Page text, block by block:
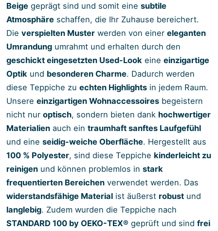
Beigegeprägt sind und somit eine subtile
Atmosphäreschaffen, die Ihr Zuhause bereichert.
Die verspielten Musterwerden von einer eleganten
Umrandungumrahmt und erhalten durch den
geschickt eingesetzten Used-Look eine einzigartige
Optik und besonderen Charme. Dadurch werden
diese Teppiche zu echten Highlightsin jedem Raum.
Unsere einzigartigen Wohnaccessoiresbegeistern
nicht nur optisch, sondern bieten dank hochwertiger
Materialienauch ein traumhaft sanftes Laufgefühl
und eine seidig-weiche Oberfläche. Hergestellt aus
100 % Polyester, sind diese Teppiche kinderleicht zu
reinigenund können problemlos in stark
frequentierten Bereichenverwendet werden. Das
widerstandsfähige Materialist äußerst robustund
langlebig. Zudem wurden die Teppiche nach
STANDARD 100 by OEKO-TEX®geprüft und sind frei